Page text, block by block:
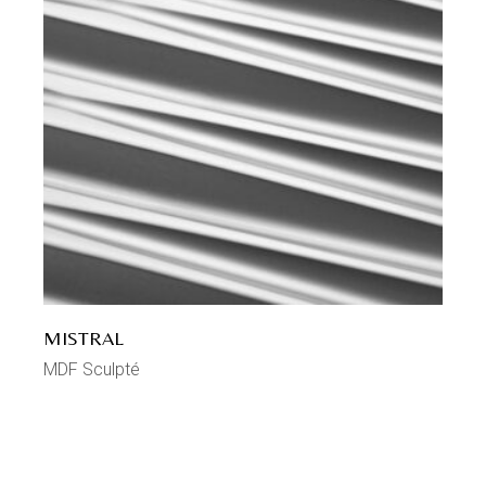
MISTRAL
MDF Sculpté